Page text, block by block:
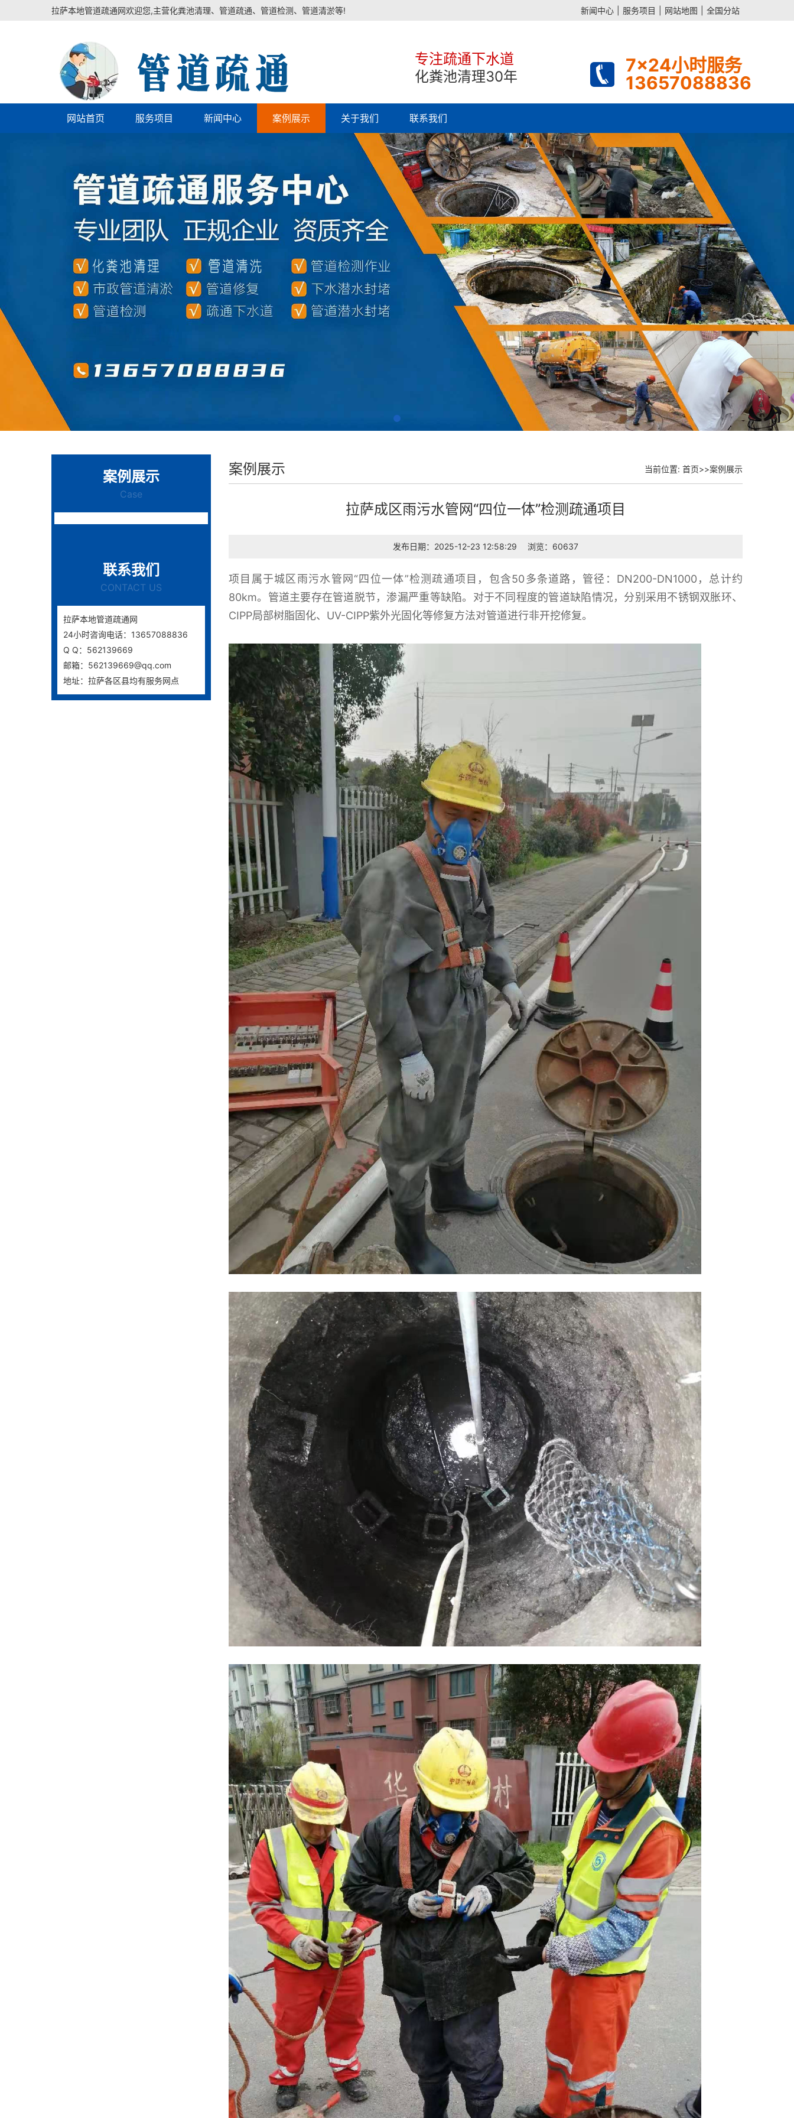
拉萨本地管道疏通网欢迎您,主营化粪池清理、管道疏通、管道检测、管道清淤等! 新闻中心 服务项目 网站地图 全国分站
专注疏通下水道
化粪池清理30年
7x24小时服务
13657088836
网站首页 服务项目 新闻中心 案例展示 关于我们 联系我们
案例展示
Case
联系我们
CONTACT US
拉萨本地管道疏通网
24小时咨询电话：13657088836
Q Q：562139669
邮箱：562139669@qq.com
地址：拉萨各区县均有服务网点
案例展示 当前位置: 首页>>案例展示
拉萨成区雨污水管网“四位一体”检测疏通项目
发布日期：2025-12-23 12:58:29 浏览：60637
项目属于城区雨污水管网“四位一体”检测疏通项目，包含50多条道路，管径：DN200-DN1000，总计约
80km。管道主要存在管道脱节，渗漏严重等缺陷。对于不同程度的管道缺陷情况，分别采用不锈钢双胀环、
CIPP局部树脂固化、UV-CIPP紫外光固化等修复方法对管道进行非开挖修复。